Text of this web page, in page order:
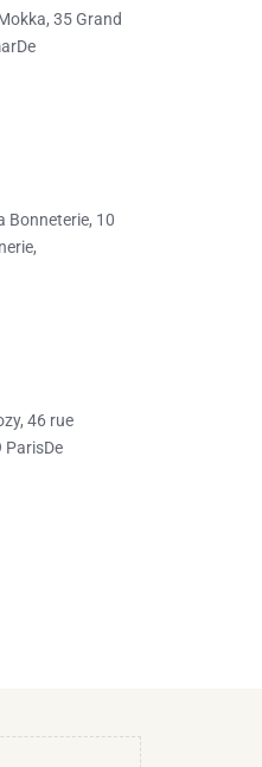
35 Grand
Bonneterie, 10
46 rue
ParisDe